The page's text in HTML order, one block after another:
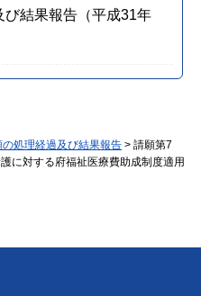
結果報告（平成31年
処理経過及び結果報告 > 請願第7
に対する府福祉医療費助成制度適用